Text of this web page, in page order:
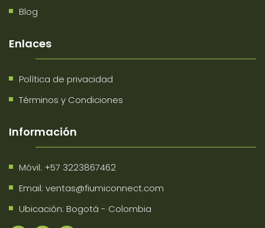
Blog
Enlaces
Política de privacidad
Términos y Condiciones
Información
Móvil: +57 3223867462
Email: ventas@fiumiconnect.com
Ubicación: Bogotá - Colombia